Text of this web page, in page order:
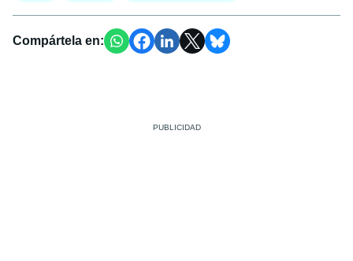
Compártela en: